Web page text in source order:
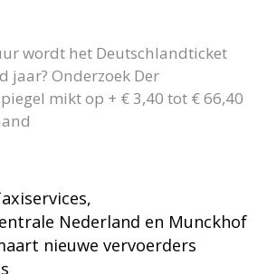
wordt het Deutschlandticket
jaar? Onderzoek Der
mikt op + € 3,40 tot € 66,40
Nederland en Munckhof
nieuwe vervoerders